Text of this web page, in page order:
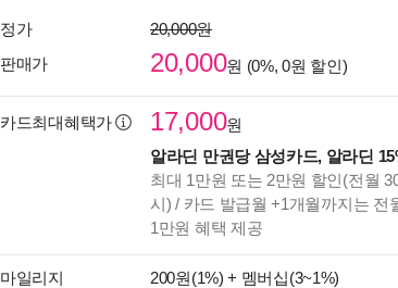
정가
20,000원
판매가
20,000원 (0%, 0원 할인)
카드최대혜택가 17,000원
알라딘 만권당 삼성카드, 알라딘
최대 1만원 또는 2만원 할인(전월
시) / 카드 발급월 +1개월까지는 전
1만원 혜택 제공
마일리지 200원(1%) + 멤버십(3~1%)